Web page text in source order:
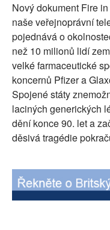
AUTOŘI
PŘÍSPĚVKY NA
SOCIÁLNÍ SÍTĚ
RUBRIKY
PLNÁ VERZE STRÁNEK
Nový dokument Fire
naše veřejnoprávní
pojednává o
než 10 milionů lidí
velké farmaceutické
koncernů Pfizer a
Spojené státy
laciných generických
dění konce 90. let a
děsivá tragédie